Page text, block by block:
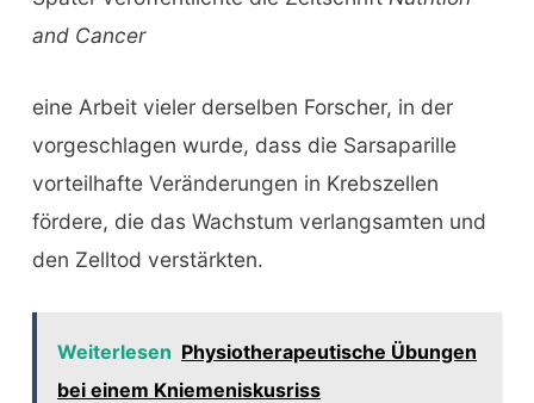
and Cancer
eine Arbeit vieler derselben Forscher, in der
vorgeschlagen wurde, dass die Sarsaparille
vorteilhafte Veränderungen in Krebszellen
fördere, die das Wachstum verlangsamten und
den Zelltod verstärkten.
Weiterlesen Physiotherapeutische Übungen
bei einem Kniemeniskusriss